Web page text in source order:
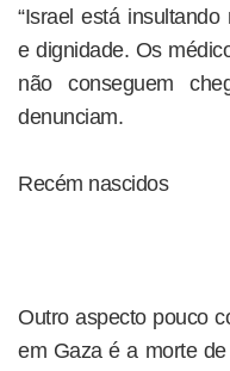
“Israel está
e dignidade. Os
não conseguem
denunciam.
Recém nascidos
Outro aspecto pouco
em Gaza é a morte